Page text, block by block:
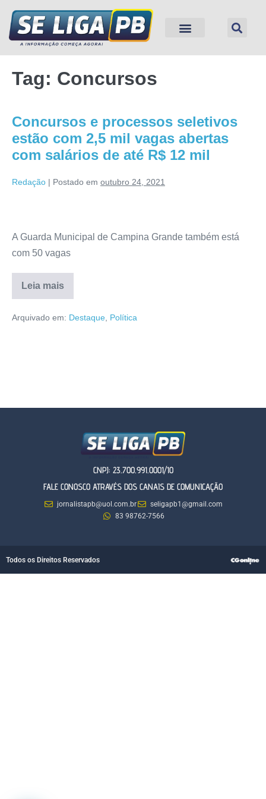
Tag: Concursos
Concursos e processos seletivos
estão com 2,5 mil vagas abertas
com salários de até R$ 12 mil
Redação | Postado em outubro 24, 2021
A Guarda Municipal de Campina Grande também está
com 50 vagas
Leia mais
Arquivado em: Destaque, Política
CNPJ: 23.700.991.0001/10
FALE CONOSCO ATRAVÉS DOS CANAIS DE COMUNICAÇÃO
jornalistapb@uol.com.br
seligapb1@gmail.com
83 98762-7566
Todos os Direitos Reservados